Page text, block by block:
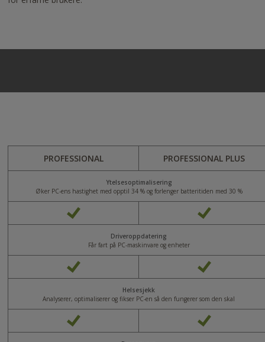
PROFESSIONAL PROFESSIONAL PLUS
Ytelsesoptimalisering
Øker PC-ens hastighet med opptil 34 % og forlenger batteritiden med 30 %
Driveroppdatering
Får fart på PC-maskinvare og enheter
Helsesjekk
Analyserer, optimaliserer og fikser PC-en så den fungerer som den skal